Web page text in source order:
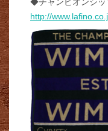
http://